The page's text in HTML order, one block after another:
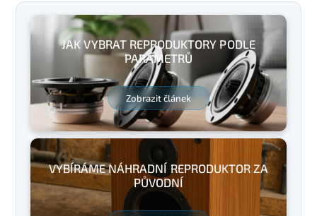
JAK VYBRAT REPRODUKTORY PODLE
PARAMETRŮ
Zobrazit článek
VYBÍRÁME NÁHRADNÍ REPRODUKTOR ZA
PŮVODNÍ